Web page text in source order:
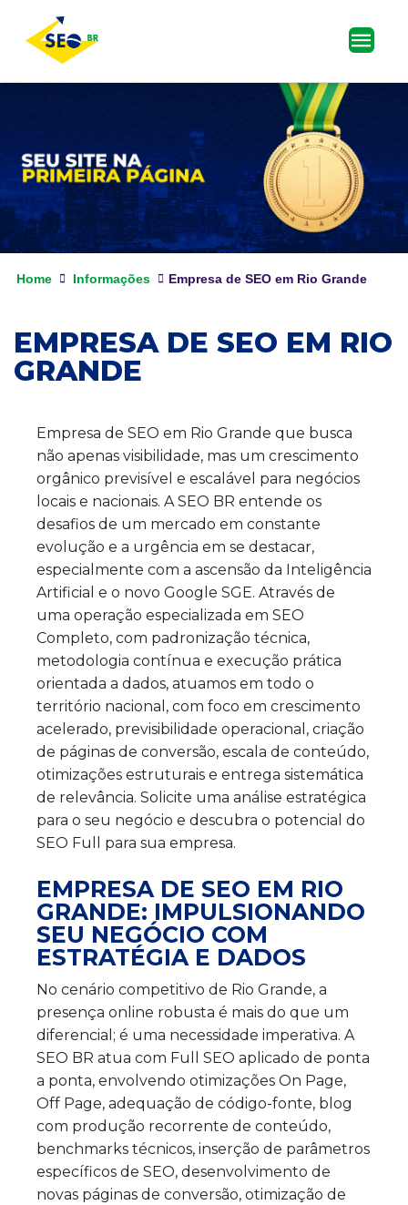
Home Informações Empresa de SEO em Rio Grande
EMPRESA DE SEO EM RIO
GRANDE
Empresa de SEO em Rio Grande que busca
não apenas visibilidade, mas um crescimento
orgânico previsível e escalável para negócios
locais e nacionais. A SEO BR entende os
desafios de um mercado em constante
evolução e a urgência em se destacar,
especialmente com a ascensão da Inteligência
Artificial e o novo Google SGE. Através de
uma operação especializada em SEO
Completo, com padronização técnica,
metodologia contínua e execução prática
orientada a dados, atuamos em todo o
território nacional, com foco em crescimento
acelerado, previsibilidade operacional, criação
de páginas de conversão, escala de conteúdo,
otimizações estruturais e entrega sistemática
de relevância. Solicite uma análise estratégica
para o seu negócio e descubra o potencial do
SEO Full para sua empresa.
EMPRESA DE SEO EM RIO
GRANDE: IMPULSIONANDO
SEU NEGÓCIO COM
ESTRATÉGIA E DADOS
No cenário competitivo de Rio Grande, a
presença online robusta é mais do que um
diferencial; é uma necessidade imperativa. A
SEO BR atua com Full SEO aplicado de ponta
a ponta, envolvendo otimizações On Page,
Off Page, adequação de código-fonte, blog
com produção recorrente de conteúdo,
benchmarks técnicos, inserção de parâmetros
específicos de SEO, desenvolvimento de
novas páginas de conversão, otimização de